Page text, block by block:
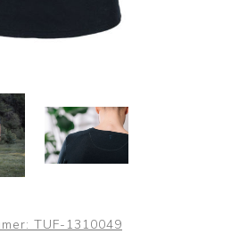
TUF-1310049